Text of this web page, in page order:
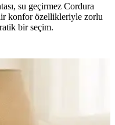
su geçirmez Cordura
konfor özellikleriyle zorlu
bir seçim.